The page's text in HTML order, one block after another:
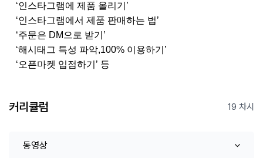
‘인스타그램에 제품 올리기 ’
‘인스타그램에서 제품 판매하는 법’
‘주문은 DM 으로 받기 ’
‘해시태그 특성 파악,100% 이용하기 ’
‘오픈마켓 입점하기 ’ 등
커리큘럼 19 차시
동영상